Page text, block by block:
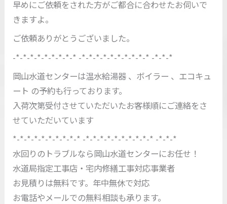
早めにご依頼をされた方がご都合に合わせたお伺いで
きますよ。
ご依頼ありがとうございました。
-*-*-*-*-*-*-*-*-* -*-*-*-*-*-*-*-*-*-* -*-*-*
岡山水道センターは温水給湯器 、ボイラー 、エコキュ
ート の予約も行っております。
入荷次第受付させていただいたお客様順にご連絡をさ
せていただいています
*-*-*-*-*-*-*-*-*-* -*-*-*-*-*-*-*-*-*-* -*-*-*
水回りのトラブルなら岡山水道センターにお任せ！
水道局指定工事店・宅内修繕工事対応事業者
お見積りは無料です。年中無休で対応
お電話やメールでの無料相談も承ります。